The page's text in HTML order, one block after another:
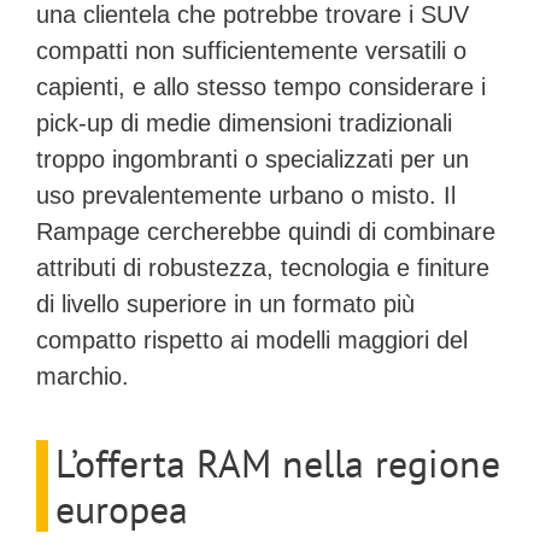
una clientela che potrebbe trovare i SUV
compatti non sufficientemente versatili o
capienti, e allo stesso tempo considerare i
pick-up di medie dimensioni tradizionali
troppo ingombranti o specializzati per un
uso prevalentemente urbano o misto. Il
Rampage cercherebbe quindi di combinare
attributi di robustezza, tecnologia e finiture
di livello superiore in un formato più
compatto rispetto ai modelli maggiori del
marchio.
L’offerta RAM nella regione
europea